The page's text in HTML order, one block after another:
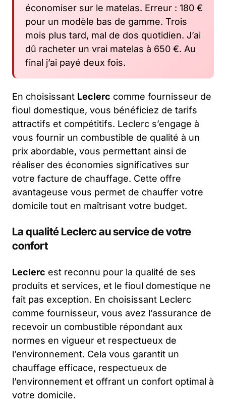
économiser sur le matelas. Erreur : 180 €
pour un modèle bas de gamme. Trois
mois plus tard, mal de dos quotidien. J’ai
dû racheter un vrai matelas à 650 €. Au
final j’ai payé deux fois.
En choisissant Leclerc comme fournisseur de
fioul domestique, vous bénéficiez de tarifs
attractifs et compétitifs. Leclerc s’engage à
vous fournir un combustible de qualité à un
prix abordable, vous permettant ainsi de
réaliser des économies significatives sur
votre facture de chauffage. Cette offre
avantageuse vous permet de chauffer votre
domicile tout en maîtrisant votre budget.
La qualité Leclerc au service de votre
confort
Leclerc est reconnu pour la qualité de ses
produits et services, et le fioul domestique ne
fait pas exception. En choisissant Leclerc
comme fournisseur, vous avez l’assurance de
recevoir un combustible répondant aux
normes en vigueur et respectueux de
l’environnement. Cela vous garantit un
chauffage efficace, respectueux de
l’environnement et offrant un confort optimal à
votre domicile.